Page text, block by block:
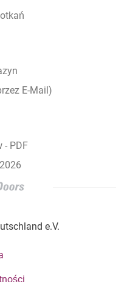
E-Mail)
- PDF
e.V.